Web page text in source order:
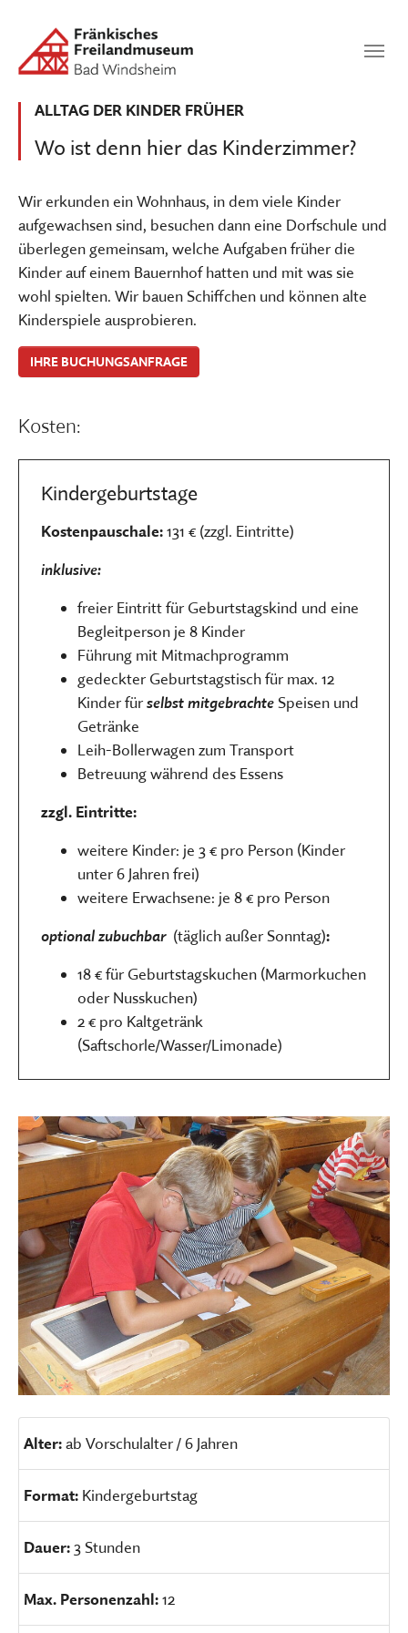
SUCHEN
Wo ist denn hier das Kinderzimmer?
ALLTAG DER KINDER FRÜHER
Wir erkunden ein Wohnhaus, in dem viele Kinder
aufgewachsen sind, besuchen dann eine Dorfschule und
überlegen gemeinsam, welche Aufgaben früher die
Kinder auf einem Bauernhof hatten und mit was sie
wohl spielten. Wir bauen Schiffchen und können alte
Kinderspiele ausprobieren.
IHRE BUCHUNGSANFRAGE
Kosten:
Kindergeburtstage
Kostenpauschale:131 € (zzgl. Eintritte)
inklusive:
freier Eintritt für Geburtstagskind und eine
Begleitperson je 8 Kinder
Führung mit Mitmachprogramm
gedeckter Geburtstagstisch für max. 12
Kinder fürselbst mitgebrachte Speisen und
Getränke
Leih-Bollerwagen zum Transport
Betreuung während des Essens
zzgl. Eintritte:
weitere Kinder: je 3 € pro Person (Kinder
unter 6 Jahren frei)
weitere Erwachsene: je 8 € pro Person
optional zubuchbar (täglich außer Sonntag):
18 € für Geburtstagskuchen (Marmorkuchen
oder Nusskuchen)
2 € pro Kaltgetränk
(Saftschorle/Wasser/Limonade)
Alter:ab Vorschulalter / 6 Jahren
Format: Kindergeburtstag
Dauer:3 Stunden
Max. Personenzahl:12